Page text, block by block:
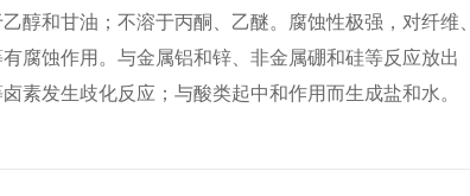
醇和甘油；不溶于丙酮、乙醚。腐蚀性极强，对纤维、
腐蚀作用。与金属铝和锌、非金属硼和硅等反应放出
素发生歧化反应；与酸类起中和作用而生成盐和水。